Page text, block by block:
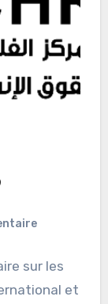
sur les
et